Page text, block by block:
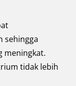
sehingga
meningkat.
tidak lebih